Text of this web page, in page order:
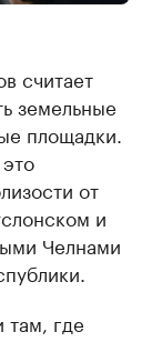
считает
земельные
площадки.
от
и
Челнами
там, где